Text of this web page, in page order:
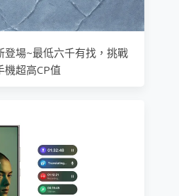
登場~最低六千有找，挑戰
機超高CP值